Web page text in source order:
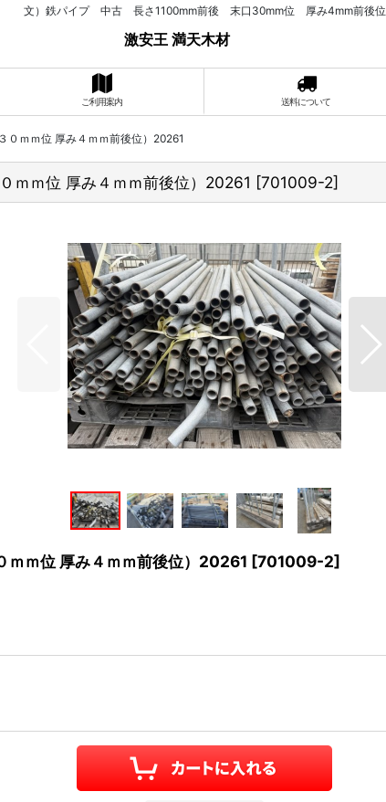
文）鉄パイプ 中古 長さ1100mm前後 末口30mm位 厚み4mm前後位
激安王 満天木材
ご利用案内 送料について
０ｍｍ位 厚み４ｍｍ前後位）20261
ｍｍ位 厚み４ｍｍ前後位）20261 [701009-2]
ｍ位 厚み４ｍｍ前後位）20261 [701009-2]